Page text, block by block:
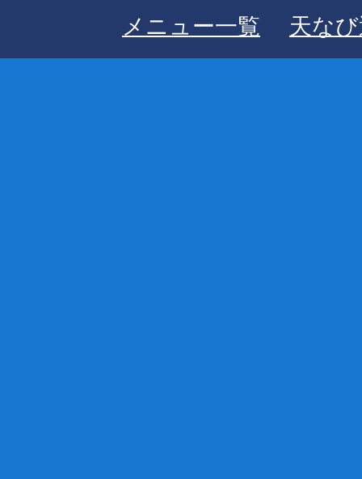
メニュー一覧
天な